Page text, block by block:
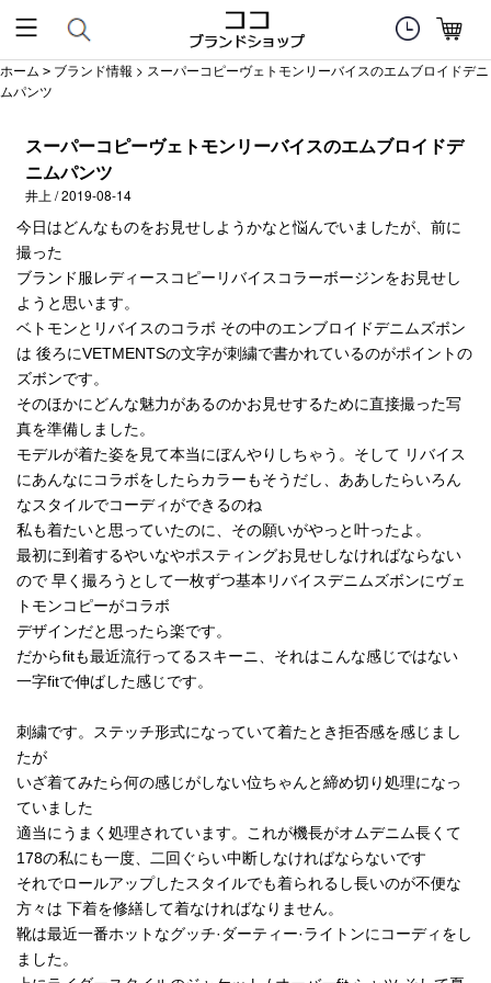
ホーム > ブランド情報 > スーパーコピーヴェトモンリーバイスのエムブロイドデニ
ムパンツ
スーパーコピーヴェトモンリーバイスのエムブロイドデ
ニムパンツ
井上 / 2019-08-14
今日はどんなものをお見せしようかなと悩んでいましたが、前に
撮った
ブランド服レディースコピーリバイスコラーボージンをお見せし
ようと思います。
ベトモンとリバイスのコラボ その中のエンブロイドデニムズボン
は 後ろにVETMENTSの文字が刺繍で書かれているのがポイントの
ズボンです。
そのほかにどんな魅力があるのかお見せするために直接撮った写
真を準備しました。
モデルが着た姿を見て本当にぼんやりしちゃう。そして リバイス
にあんなにコラボをしたらカラーもそうだし、ああしたらいろん
なスタイルでコーディができるのね
私も着たいと思っていたのに、その願いがやっと叶ったよ。
最初に到着するやいなやポスティングお見せしなければならない
ので 早く撮ろうとして一枚ずつ基本リバイスデニムズボンにヴェ
トモンコピーがコラボ
デザインだと思ったら楽です。
だからfitも最近流行ってるスキーニ、それはこんな感じではない
一字fitで伸ばした感じです。
刺繍です。ステッチ形式になっていて着たとき拒否感を感じまし
たが
いざ着てみたら何の感じがしない位ちゃんと締め切り処理になっ
ていました
適当にうまく処理されています。これが機長がオムデニム長くて
178の私にも一度、二回ぐらい中断しなければならないです
それでロールアップしたスタイルでも着られるし長いのが不便な
方々は 下着を修繕して着なければなりません。
靴は最近一番ホットなグッチ·ダーティー·ライトンにコーディをし
ました。